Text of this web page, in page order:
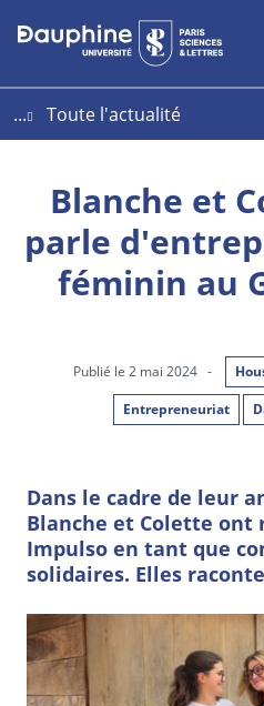
Aller
au
Aller
au
Plan
du
...
Toute l'actualité
Blanche et
parle
féminin au
Publié le 2 mai 2024 -
Entrepreneuriat
Dans le cadre de leur
Blanche et Colette ont
Impulso en tant que
solidaires. Elles